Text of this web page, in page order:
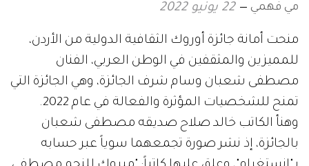
مي فهمي 22 يونيو 2022
منحت أمانة جائزة أوروك الثقافية الدولية من الأردن،
للمميزين والمثقفين في الوطن العربي، الفنان
مصطفى شعبان وسام شرف الجائزة، وهي الجائزة التي
تمنح للشخصيات المؤثرة والفعالة في عام 2022.
وهنأ الكاتب خالد صلاح صديقه مصطفى شعبان
بالجائزة، إذ نشر صورة تجمعهما سوياً عبر حسابه